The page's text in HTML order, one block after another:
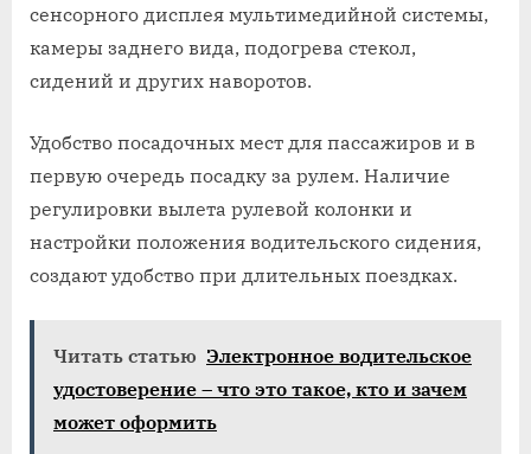
сенсорного дисплея мультимедийной системы,
камеры заднего вида, подогрева стекол,
сидений и других наворотов.
Удобство посадочных мест для пассажиров и в
первую очередь посадку за рулем. Наличие
регулировки вылета рулевой колонки и
настройки положения водительского сидения,
создают удобство при длительных поездках.
Читать статью Электронное водительское
удостоверение – что это такое, кто и зачем
может оформить